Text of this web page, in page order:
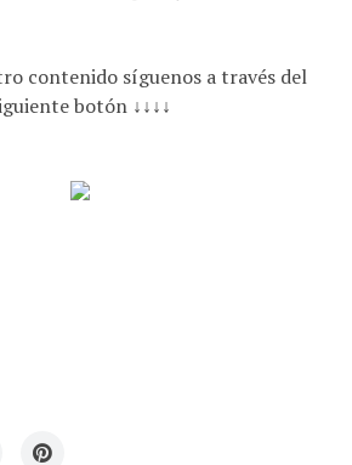
contenido síguenos a través del
botón ↓↓↓↓